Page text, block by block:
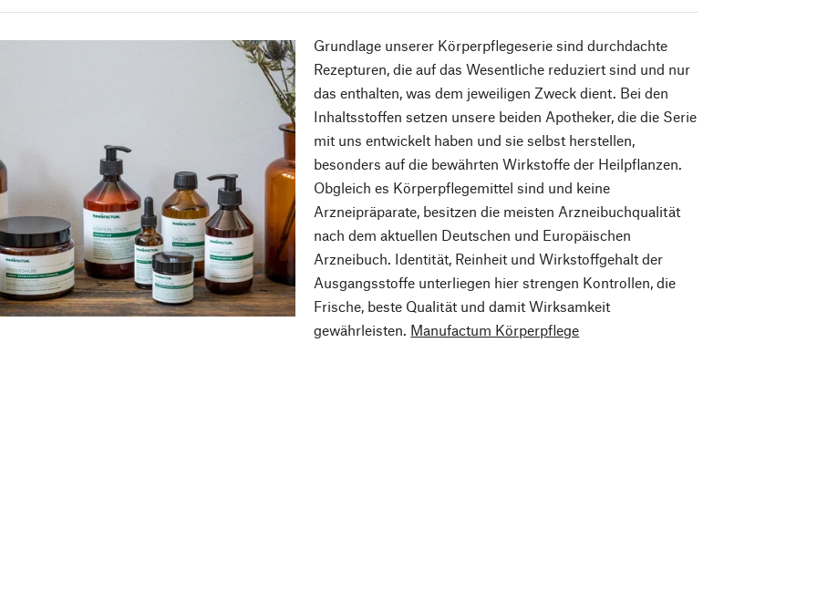
Grundlage unserer Körperpflegeserie sind durchdachte
Rezepturen, die auf das Wesentliche reduziert sind und nur
das enthalten, was dem jeweiligen Zweck dient. Bei den
Inhaltsstoffen setzen unsere beiden Apotheker, die die Serie
mit uns entwickelt haben und sie selbst herstellen,
besonders auf die bewährten Wirkstoffe der Heilpflanzen.
Obgleich es Körperpflegemittel sind und keine
Arzneipräparate, besitzen die meisten Arzneibuchqualität
nach dem aktuellen Deutschen und Europäischen
Arzneibuch. Identität, Reinheit und Wirkstoffgehalt der
Ausgangsstoffe unterliegen hier strengen Kontrollen, die
Frische, beste Qualität und damit Wirksamkeit
gewährleisten. Manufactum Körperpflege